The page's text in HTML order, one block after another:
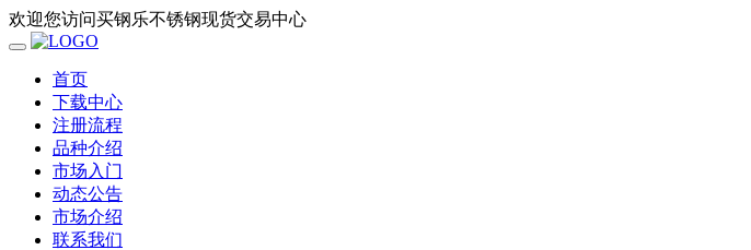
欢迎您访问买钢乐不锈钢现货交易中心
首页
下载中心
注册流程
品种介绍
市场入门
动态公告
市场介绍
联系我们